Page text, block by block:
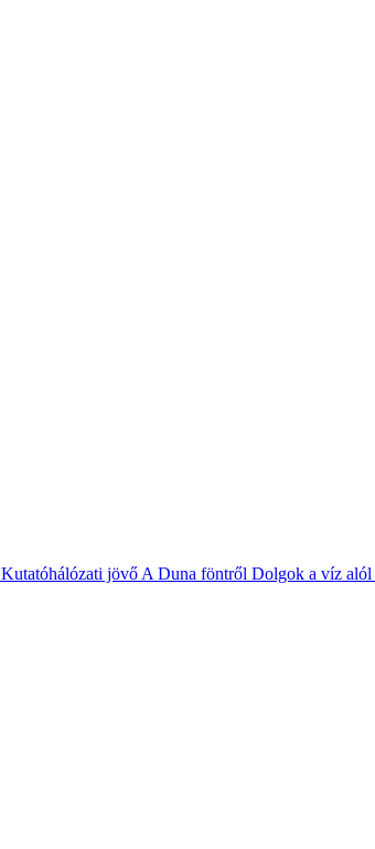
Kutatóhálózati jövő A Duna föntről Dolgok a víz alól